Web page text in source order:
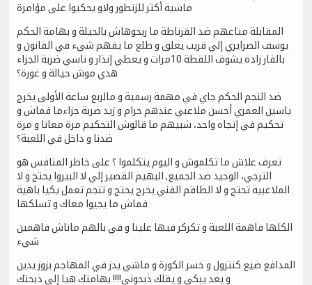
ماشية أكثر للزنطور ولاو يحكيوا على مؤامرة
المقابلة متاعهم ضد القرناطة ما ربحوهاش بالحيلة و بهامة الحكم
يوسف الصرايري إلي قريب يعلق و طلع ما يفهم شيء في القانون و
بالفار زادة يشوف اللقطة 10مرات و يعطي إنذار و ناسي ضربة الجزاء
هذي موش حيالة و غورة؟
ضد النجم الحكم جاي في مهمة رسمية و مالربع ساعة الأولى يخرج
ياسين العمري أحسن ملاعبي عندهم حرام و زيد ضربة جزاءما فماش و
تحكيم في إتجاه واحد، شبيهم ما قالوش التحكيم مرة معانا و مرة
ضدنا و داخل في اللعبة؟
تعرف علاش ما تكلموش و اليوم يتكلموا ؟ على خاطر المنافس هو
الترجي، الوحيد ضد الجميع, البهيم القصير إلي لا البيروا يحتج و لا
الملاعبية تحتج و لا الطاقم الفني يخرج يحتج و تنجم تعمل يكيا باهية
فماش ما يجيوا معاك و تسلكها
الكلها فاهمة اللعبة و تكركر فيها علينا و في بالهم ماناش فاهمين
شيء
المدافع ضيع كنترول و خسر الكورة و ماشي يدز في المهاجم بزوز يدين
و يعد يبكي و يقلك ذبحوني!!!! بهامتك هيا إلي ذبحتك